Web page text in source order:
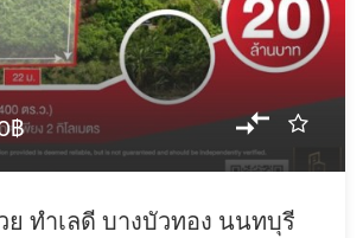
฿
ทำเลดี บางบัวทอง นนทบุรี